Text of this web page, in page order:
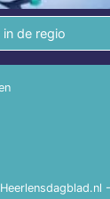
de regio